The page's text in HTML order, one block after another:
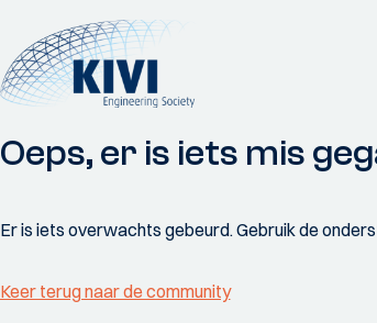
Oeps, er is iets mis
Er is iets overwachts gebeurd. Gebruik de
Keer terug naar de community